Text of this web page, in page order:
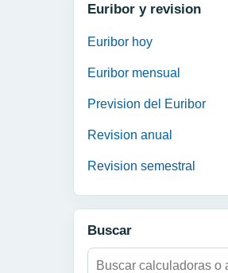
Euribor y revision
Euribor hoy
Euribor mensual
Prevision del Euribor
Revision anual
Revision semestral
Buscar
Buscar: